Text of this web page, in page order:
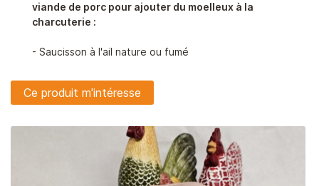
Adresse email de réception
Rafraîchir le captcha
viande de porc pour ajouter du moelleux à la
charcuterie :
- Saucisson à l'ail nature ou fumé
Ce produit m'intéresse